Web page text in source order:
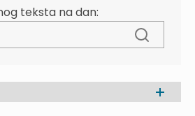
teksta na dan: